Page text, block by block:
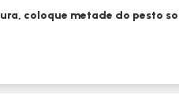
coloque metade do pesto